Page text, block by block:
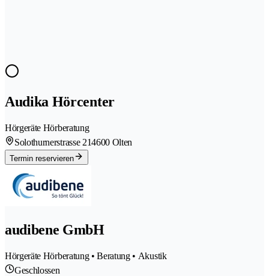
Audika Hörcenter
Hörgeräte Hörberatung
Solothurnerstrasse 214600 Olten
Termin reservieren
audibene GmbH
Hörgeräte Hörberatung • Beratung • Akustik
Geschlossen